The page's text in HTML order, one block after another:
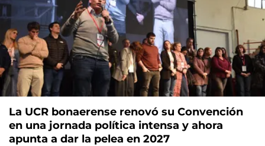
La UCR bonaerense renovó su Convención
en una jornada política intensa y ahora
apunta a dar la pelea en 2027